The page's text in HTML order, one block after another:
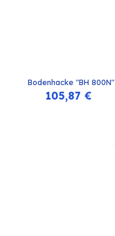
Bodenhacke "BH 800N"
105,87€